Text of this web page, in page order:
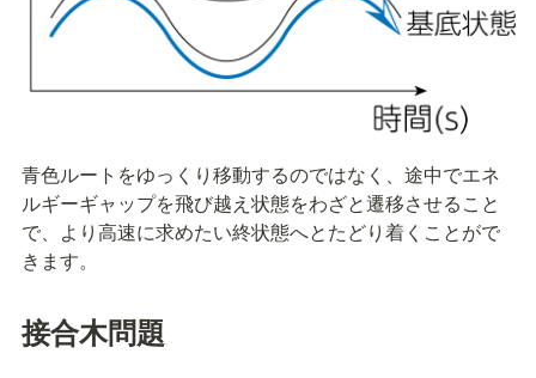
青色ルートをゆっくり移動するのではなく、途中でエネ
ルギーギャップを飛び越え状態をわざと遷移させること
で、より高速に求めたい終状態へとたどり着くことがで
きます。
接合木問題